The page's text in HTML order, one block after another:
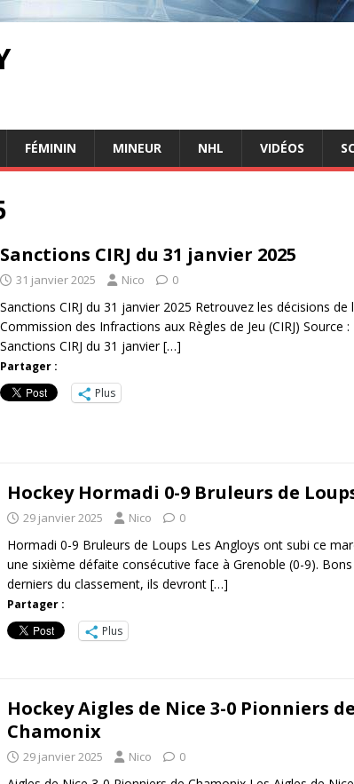
FÉMININ MINEUR NHL VIDÉOS
Sanctions CIRJ du 31 janvier 2025
31 janvier 2025 Nico 0
Sanctions CIRJ du 31 janvier 2025 Retrouvez les décisions de
Commission des Infractions aux Règles de Jeu (CIRJ) Source :
Sanctions CIRJ du 31 janvier[…]
Partager :
Plus
Hockey Hormadi 0-9 Bruleurs de
29 janvier 2025 Nico 0
Hormadi 0-9 Bruleurs de Loups Les Angloys ont subi ce
une sixième défaite consécutive face à Grenoble (0-9). Bons
derniers du classement, ils devront […]
Partager :
Plus
Hockey Aigles de Nice 3-0 Pionniers de
Chamonix
29 janvier 2025 Nico 0